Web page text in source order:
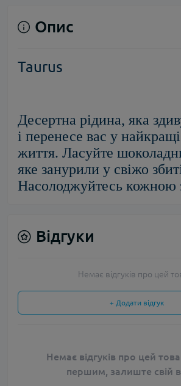
Опис
Taurus
Десертна рідина, яка
і перенесе вас у
життя. Ласуйте
яке занурили у свіжо
Насолоджуйтесь кожною
Відгуки
Немає відгуків про цей
+ Додати відгук
Немає відгуків про цей
першим, залиште свій